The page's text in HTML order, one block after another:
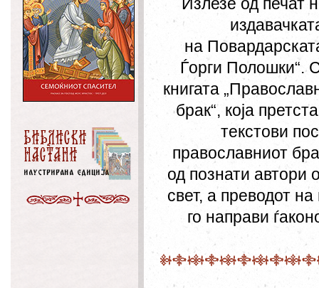
на
Ѓорги Полошки“.
книгата
брак“, која
текстови
православниот
од познати автори
свет, а преводот на
го направи